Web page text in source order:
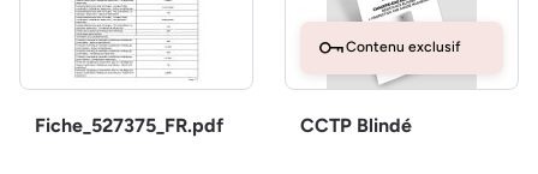
Fiche_527375_FR.pdf
Contenu exclusif
CCTP Blindé